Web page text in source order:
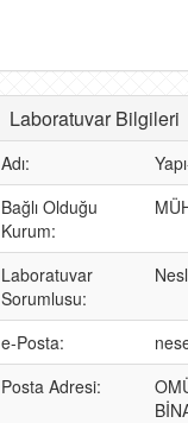
Laboratuvar Bilgileri
Adı:
Bağlı Olduğu
Kurum:
Laboratuvar
Sorumlusu:
e-Posta:
Posta Adresi: